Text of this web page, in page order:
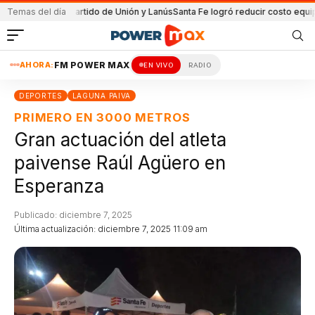
Temas del día
en el partido de Unión y LanúsSanta Fe logró reducir costo
AHORA: FM POWER MAX EN VIVO RADIO
DEPORTES LAGUNA PAIVA
PRIMERO EN 3000 METROS
Gran actuación del atleta
paivense Raúl Agüero en
Esperanza
Última actualización: diciembre 7, 2025 11:09 am
Publicado: diciembre 7, 2025